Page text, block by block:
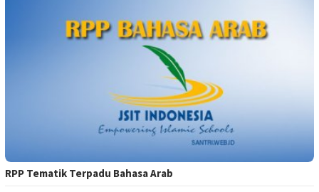
RPP Tematik Terpadu Bahasa Arab